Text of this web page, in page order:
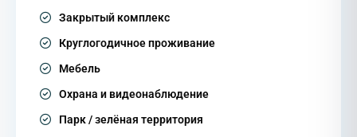
Закрытый комплекс
Круглогодичное проживание
Мебель
Охрана и видеонаблюдение
Парк / зелёная территория